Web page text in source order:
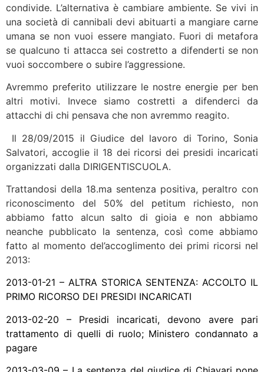
condivide. L’alternativa è cambiare ambiente. Se vivi in
una società di cannibali devi abituarti a mangiare carne
umana se non vuoi essere mangiato. Fuori di metafora
se qualcuno ti attacca sei costretto a difenderti se non
vuoi soccombere o subire l’aggressione.
Avremmo preferito utilizzare le nostre energie per ben
altri motivi. Invece siamo costretti a difenderci da
attacchi di chi pensava che non avremmo reagito.
Il 28/09/2015 il Giudice del lavoro di Torino, Sonia
Salvatori, accoglie il 18 dei ricorsi dei presidi incaricati
organizzati dalla DIRIGENTISCUOLA.
Trattandosi della 18.ma sentenza positiva, peraltro con
riconoscimento del 50% del petitum richiesto, non
abbiamo fatto alcun salto di gioia e non abbiamo
neanche pubblicato la sentenza, così come abbiamo
fatto al momento del’accoglimento dei primi ricorsi nel
2013:
2013-01-21 – ALTRA STORICA SENTENZA: ACCOLTO IL
PRIMO RICORSO DEI PRESIDI INCARICATI
2013-02-20 – Presidi incaricati, devono avere pari
trattamento di quelli di ruolo; Ministero condannato a
pagare